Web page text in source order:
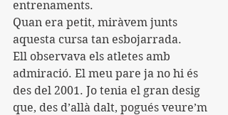
entrenaments.
Quan era petit, miràvem junts
aquesta cursa tan esbojarrada.
Ell observava els atletes amb
admiració. El meu pare ja no hi és
des del 2001. Jo tenia el gran desig
que, des d’allà dalt, pogués veure’m